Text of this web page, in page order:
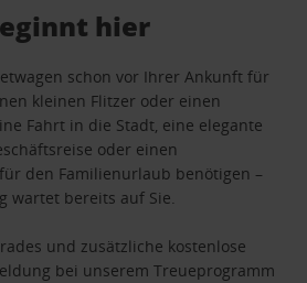
hier
schon vor Ihrer Ankunft für
kleinen Flitzer oder einen
Fahrt in die Stadt, eine elegante
oder einen
den Familienurlaub benötigen –
wartet bereits auf Sie.
und zusätzliche kostenlose
bei unserem Treueprogramm